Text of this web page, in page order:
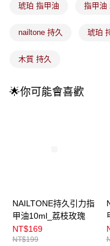
流程，驗證手機門號後，選
4.訂單成立30分鐘內，如未
法說明評估內容。
醒簡訊。
3.完整用戶服務條款，請詳閱
運送方式
全家取貨付款
每筆NT$100，滿NT$899(
每筆NT$100，滿NT$899(
付款後門市自取
每筆NT$100，滿NT$399(
琥珀 指甲油 指甲油
nailtone 持久 琥珀
木質 持久
🌟你可能會喜歡
NAILTONE持久引力指
甲油10ml_荔枝玫瑰
NT$169
NT$199